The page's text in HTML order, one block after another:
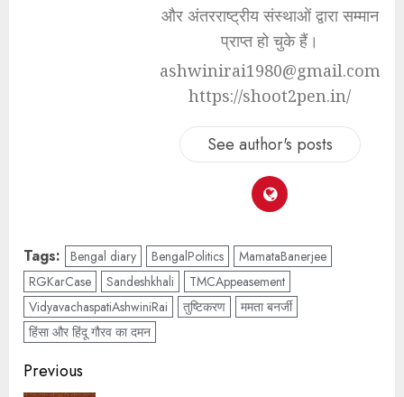
और अंतरराष्ट्रीय संस्थाओं द्वारा सम्मान
प्राप्त हो चुके हैं।
ashwinirai1980@gmail.com
https://shoot2pen.in/
See author's posts
Tags: Bengal diary BengalPolitics
MamataBanerjee
RGKarCase
Sandeshkhali
TMCAppeasement
VidyavachaspatiAshwiniRai
तुष्टिकरण
ममता बनर्जी
हिंसा और हिंदू गौरव का दमन
Previous